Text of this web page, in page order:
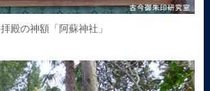
拝殿の神額「阿蘇神社」